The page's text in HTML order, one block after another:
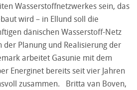
Wasserstoffnetzwerkes sein, das
wird – in Ellund soll die
dänischen Wasserstoff-Netz
der Planung und Realisierung der
arbeitet Gasunie mit dem
Energinet bereits seit vier Jahren
zusammen. Britta van Boven,